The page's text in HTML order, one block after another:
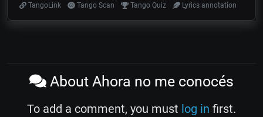
TangoLink
Tango Scan Tango Quiz Lyrics annotation
About Ahora no me conocés
To add a comment, you must log in first.